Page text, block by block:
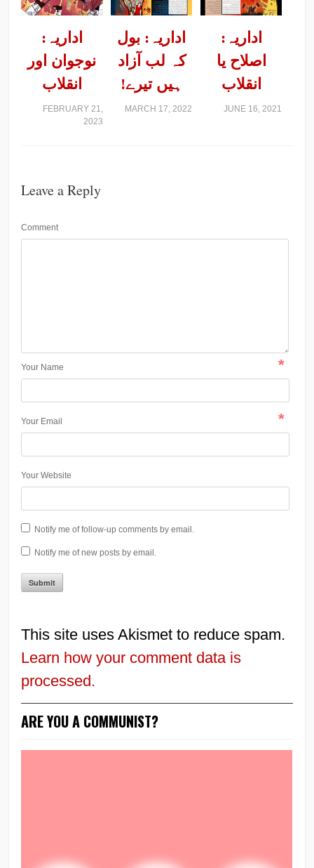
اداریہ:
نوجوان اور
انقلاب
FEBRUARY 21,
2023
اداریہ: بول
کہ لب آزاد
ہیں تیرے!
MARCH 17, 2022
اداریہ:
اصلاح یا
انقلاب
JUNE 16, 2021
Leave a Reply
Comment
Your Name *
Your Email *
Your Website
Notify me of follow-up comments by email.
Notify me of new posts by email.
This site uses Akismet to reduce spam.
Learn how your comment data is
processed.
ARE YOU A COMMUNIST?